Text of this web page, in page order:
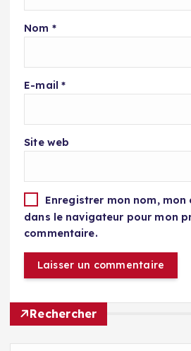
Nom *
E-mail*
Site web
Enregistrer mon nom,
dans le navigateur pour mon
commentaire.
Rechercher